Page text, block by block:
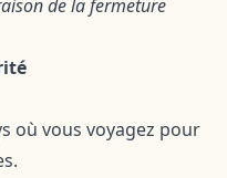
de la fermeture
où vous voyagez pour